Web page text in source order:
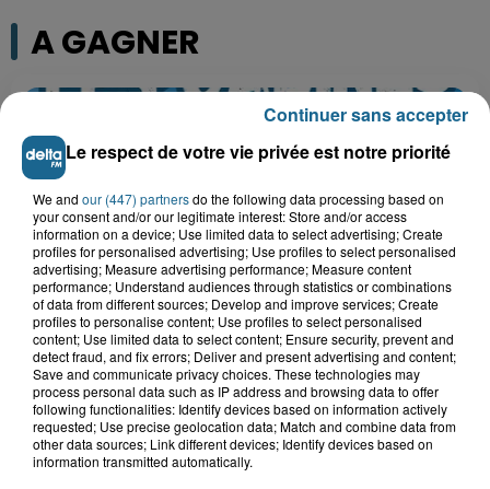
A GAGNER
Grand jeu de l'été : les cabines de plages
Gagnez vos entrées pour Dennlys
Parc
Le respect de votre vie privée est notre priorité
We and our (447) partnersdo the following data processing based on
your consent and/or our legitimate interest: Store and/or access
information on a device; Use limited data to select advertising; Create
profiles for personalised advertising; Use profiles to select personalised
advertising; Measure advertising performance; Measure content
performance; Understand audiences through statistics or combinations
of data from different sources; Develop and improve services; Create
profiles to personalise content; Use profiles to select personalised
content; Use limited data to select content; Ensure security, prevent and
detect fraud, and fix errors; Deliver and present advertising and content;
Save and communicate privacy choices. These technologies may
process personal data such as IP address and browsing data to offer
following functionalities: Identify devices based on information actively
requested; Use precise geolocation data; Match and combine data from
other data sources; Link different devices; Identify devices based on
information transmitted automatically.
Continuer sans accepter